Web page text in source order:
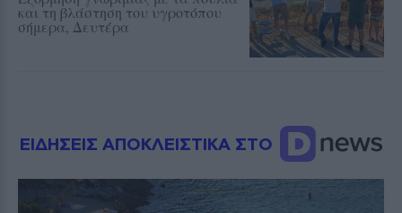
και τη βλάστηση του υγροτόπου
σήμερα, Δευτέρα
ΕΙΔΗΣΕΙΣ ΑΠΟΚΛΕΙΣΤΙΚΑ ΣΤΟ